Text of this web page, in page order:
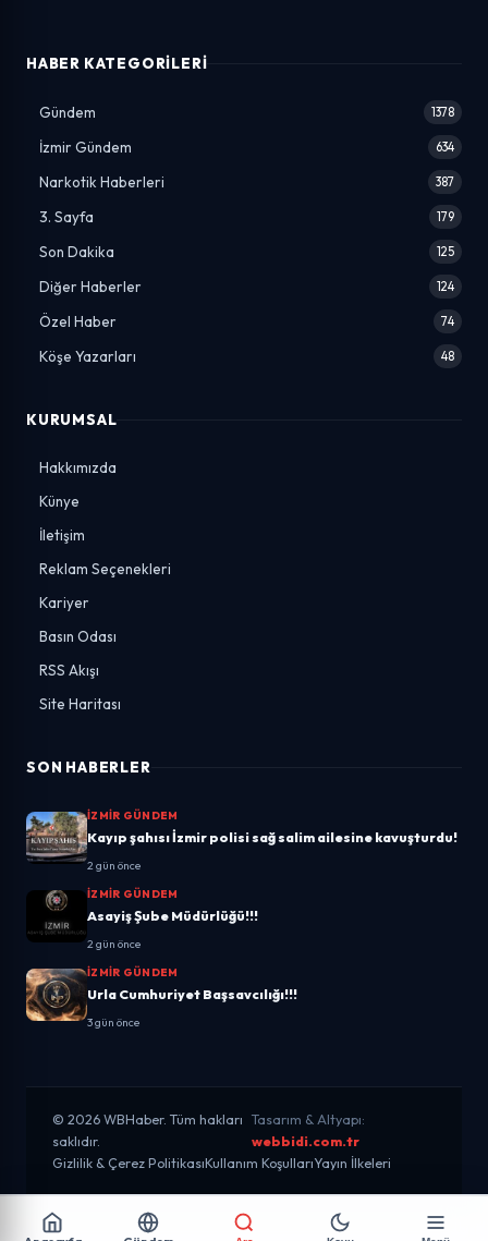
HABER KATEGORILERI
Gündem 1378
İzmir Gündem 634
Narkotik Haberleri 387
3. Sayfa 179
Son Dakika 125
Diğer Haberler 124
Özel Haber 74
Köşe Yazarları 48
KURUMSAL
Hakkımızda
Künye
İletişim
Reklam Seçenekleri
Kariyer
Basın Odası
RSS Akışı
Site Haritası
SON HABERLER
İZMIR GÜNDEM
Kayıp şahısı İzmir polisi sağ salim ailesine kavuşturdu!
2 gün önce
İZMIR GÜNDEM
Asayiş Şube Müdürlüğü!!!
2 gün önce
İZMIR GÜNDEM
Urla Cumhuriyet Başsavcılığı!!!
3 gün önce
© 2026 WBHaber. Tüm hakları
saklıdır.
Tasarım & Altyapı:
webbidi.com.tr
Gizlilik & Çerez PolitikasıKullanım KoşullarıYayın İlkeleri